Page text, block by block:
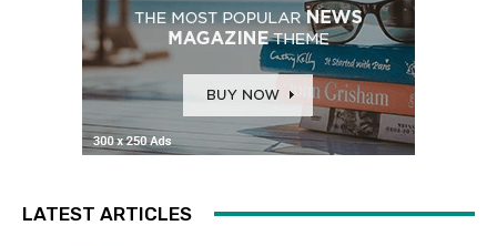
LATEST ARTICLES